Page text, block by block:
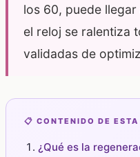
los 60, puede
el reloj se ralentiza
validadas de
📋 CONTENIDO DE ESTA
¿Qué es la